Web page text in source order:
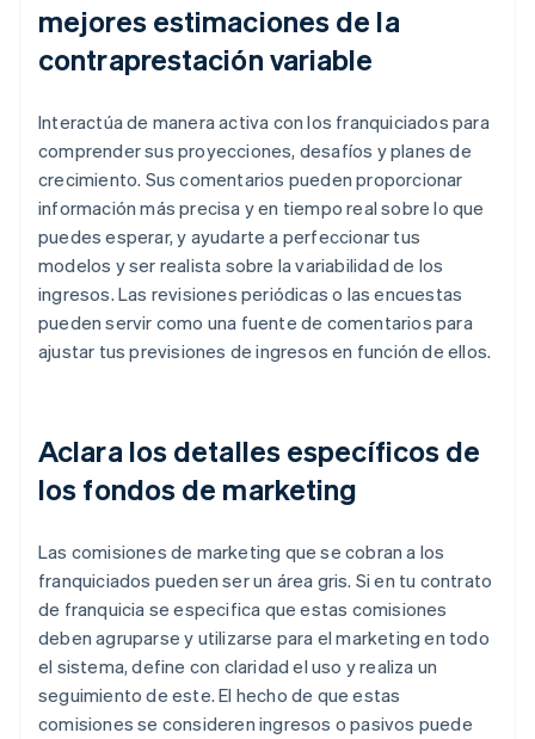
mejores estimaciones de la
contraprestación variable
Interactúa de manera activa con los franquiciados para
comprender sus proyecciones, desafíos y planes de
crecimiento. Sus comentarios pueden proporcionar
información más precisa y en tiempo real sobre lo que
puedes esperar, y ayudarte a perfeccionar tus
modelos y ser realista sobre la variabilidad de los
ingresos. Las revisiones periódicas o las encuestas
pueden servir como una fuente de comentarios para
ajustar tus previsiones de ingresos en función de ellos.
Aclara los detalles específicos de
los fondos de marketing
Las comisiones de marketing que se cobran a los
franquiciados pueden ser un área gris. Si en tu contrato
de franquicia se especifica que estas comisiones
deben agruparse y utilizarse para el marketing en todo
el sistema, define con claridad el uso y realiza un
seguimiento de este. El hecho de que estas
comisiones se consideren ingresos o pasivos puede